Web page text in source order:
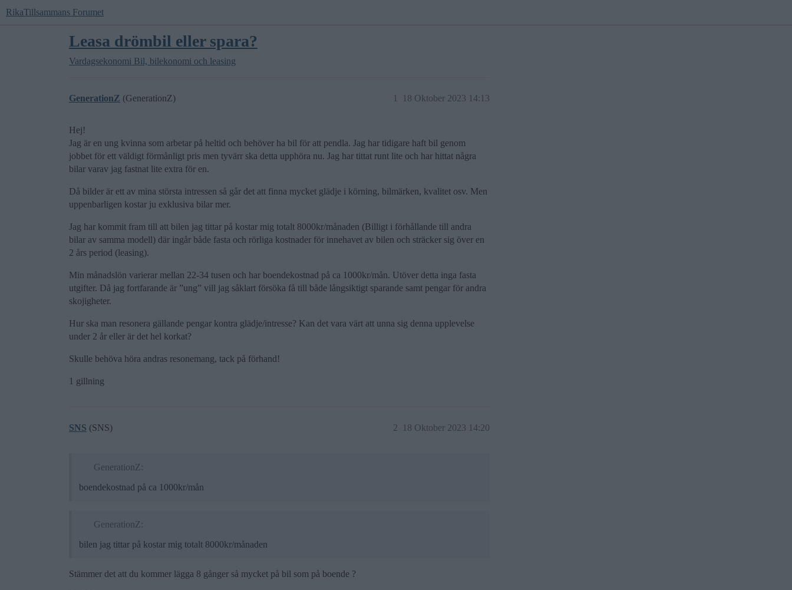
RikaTillsammans Forumet
Leasa drömbil eller spara?
Vardagsekonomi Bil, bilekonomi och leasing
GenerationZ (GenerationZ) 18 Oktober 2023 14:13
1
Hej!
Jag är en ung kvinna som arbetar på heltid och behöver ha bil för att pendla. Jag har tidigare haft bil genom
jobbet för ett väldigt förmånligt pris men tyvärr ska detta upphöra nu. Jag har tittat runt lite och har hittat några
bilar varav jag fastnat lite extra för en.
Då bilder är ett av mina största intressen så går det att finna mycket glädje i körning, bilmärken, kvalitet osv. Men
uppenbarligen kostar ju exklusiva bilar mer.
Jag har kommit fram till att bilen jag tittar på kostar mig totalt 8000kr/månaden (Billigt i förhållande till andra
bilar av samma modell) där ingår både fasta och rörliga kostnader för innehavet av bilen och sträcker sig över en
2 års period (leasing).
Min månadslön varierar mellan 22-34 tusen och har boendekostnad på ca 1000kr/mån. Utöver detta inga fasta
utgifter. Då jag fortfarande är ”ung” vill jag såklart försöka få till både långsiktigt sparande samt pengar för andra
skojigheter.
Hur ska man resonera gällande pengar kontra glädje/intresse? Kan det vara värt att unna sig denna upplevelse
under 2 år eller är det hel korkat?
Skulle behöva höra andras resonemang, tack på förhand!
1 gillning
SNS (SNS) 18 Oktober 2023 14:20
2
GenerationZ:
boendekostnad på ca 1000kr/mån
GenerationZ:
bilen jag tittar på kostar mig totalt 8000kr/månaden
Stämmer det att du kommer lägga 8 gånger så mycket på bil som på boende ?